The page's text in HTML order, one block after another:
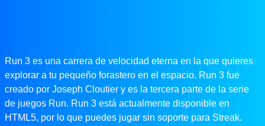
Run 3 es una carrera de velocidad eterna en la que quieres
explorar a tu pequeño forastero en el espacio. Run 3 fue
creado por Joseph Cloutier y es la tercera parte de la serie
de juegos Run. Run 3 está actualmente disponible en
HTML5, por lo que puedes jugar sin soporte para Streak.